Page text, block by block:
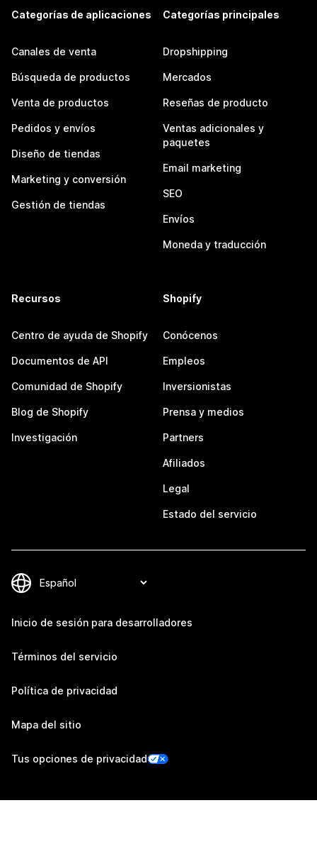
Categorías de aplicaciones
Canales de venta
Búsqueda de productos
Venta de productos
Pedidos y envíos
Diseño de tiendas
Marketing y conversión
Gestión de tiendas
Categorías principales
Dropshipping
Mercados
Reseñas de producto
Ventas adicionales y
paquetes
Email marketing
SEO
Envíos
Moneda y traducción
Recursos
Centro de ayuda de Shopify
Documentos de API
Comunidad de Shopify
Blog de Shopify
Investigación
Shopify
Conócenos
Empleos
Inversionistas
Prensa y medios
Partners
Afiliados
Legal
Estado del servicio
Inicio de sesión para desarrolladores
Términos del servicio
Política de privacidad
Mapa del sitio
Tus opciones de privacidad